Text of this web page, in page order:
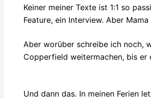
Keiner meiner Texte ist 1:1 so
Feature, ein Interview. Aber
Aber worüber schreibe ich noch,
Copperfield weitermachen, bis er
Und dann das. In meinen Ferien